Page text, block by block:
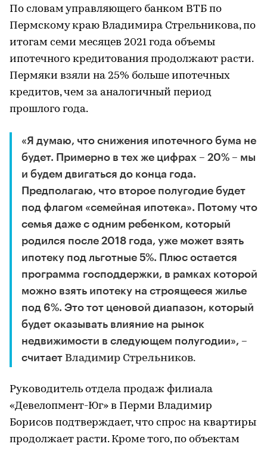
По словам управляющего банком ВТБ по
Пермскому краю Владимира Стрельникова, по
итогам семи месяцев 2021 года объемы
ипотечного кредитования продолжают расти.
Пермяки взяли на 25% больше ипотечных
кредитов, чем за аналогичный период
прошлого года.
«Я думаю, что снижения ипотечного бума не
будет. Примерно в тех же цифрах – 20% – мы
и будем двигаться до конца года.
Предполагаю, что второе полугодие будет
под флагом «семейная ипотека». Потому что
семья даже с одним ребенком, который
родился после 2018 года, уже может взять
ипотеку под льготные 5%. Плюс остается
программа господдержки, в рамках которой
можно взять ипотеку на строящееся жилье
под 6%. Это тот ценовой диапазон, который
будет оказывать влияние на рынок
недвижимости в следующем полугодии», –
считает Владимир Стрельников.
Руководитель отдела продаж филиала
«Девелопмент-Юг» в Перми Владимир
Борисов подтверждает, что спрос на квартиры
продолжает расти. Кроме того, по объектам